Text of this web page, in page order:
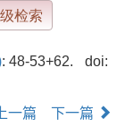
: 48-53+62.
doi:
一篇 下一篇